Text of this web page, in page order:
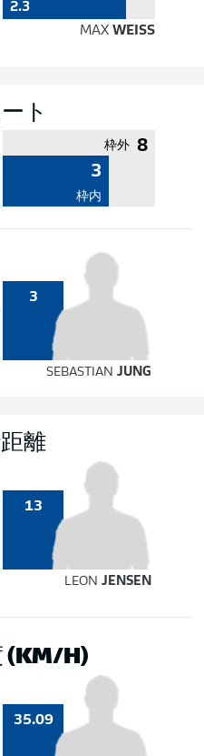
2.3
MAXWEISS
ト
8
枠外
3
枠内
3
SEBASTIANJUNG
離
13
LEONJENSEN
(KM/H)
35.09